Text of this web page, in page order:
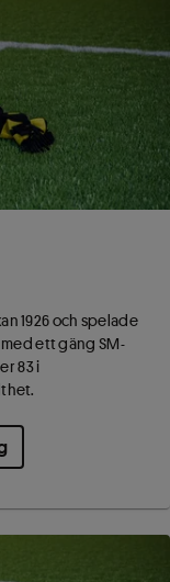
1926 och spelade
ett gäng SM-
83 i